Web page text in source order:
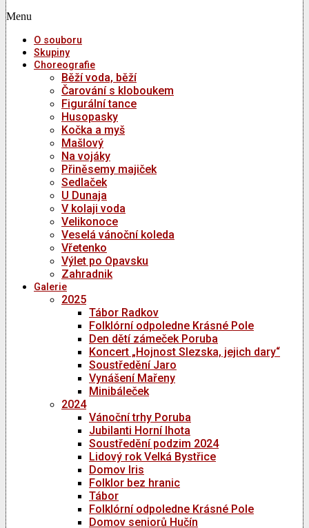
Menu
O souboru
Skupiny
Choreografie
Běží voda, běží
Čarování s kloboukem
Figurální tance
Husopasky
Kočka a myš
Mašlový
Na vojáky
Přiněsemy majiček
Sedlaček
U Dunaja
V kolaji voda
Velikonoce
Veselá vánoční koleda
Vřetenko
Výlet po Opavsku
Zahradnik
Galerie
2025
Tábor Radkov
Folklórní odpoledne Krásné Pole
Den dětí zámeček Poruba
Koncert „Hojnost Slezska, jejich dary“
Soustředění Jaro
Vynášení Mařeny
Minibáleček
2024
Vánoční trhy Poruba
Jubilanti Horní lhota
Soustředění podzim 2024
Lidový rok Velká Bystřice
Domov Iris
Folklor bez hranic
Tábor
Folklórní odpoledne Krásné Pole
Domov seniorů Hučín